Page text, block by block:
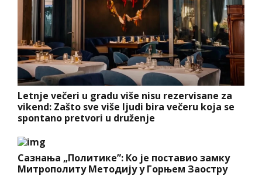
Letnje večeri u gradu više nisu rezervisane za
vikend: Zašto sve više ljudi bira večeru koja se
spontano pretvori u druženje
Сазнања „Политике”: Ко је поставио замку
Митрополиту Методију у Горњем Заостру